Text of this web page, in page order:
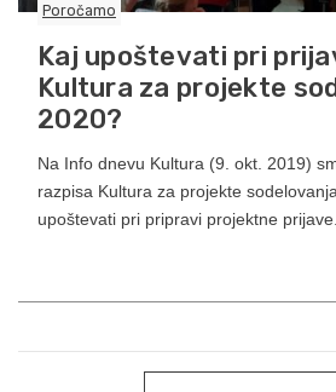
Poročamo
Kaj upoštevati pri
Kultura za projekte
2020?
Na Info dnevu Kultura (9. okt. 2019)
razpisa Kultura za projekte
upoštevati pri pripravi projektne prijave.